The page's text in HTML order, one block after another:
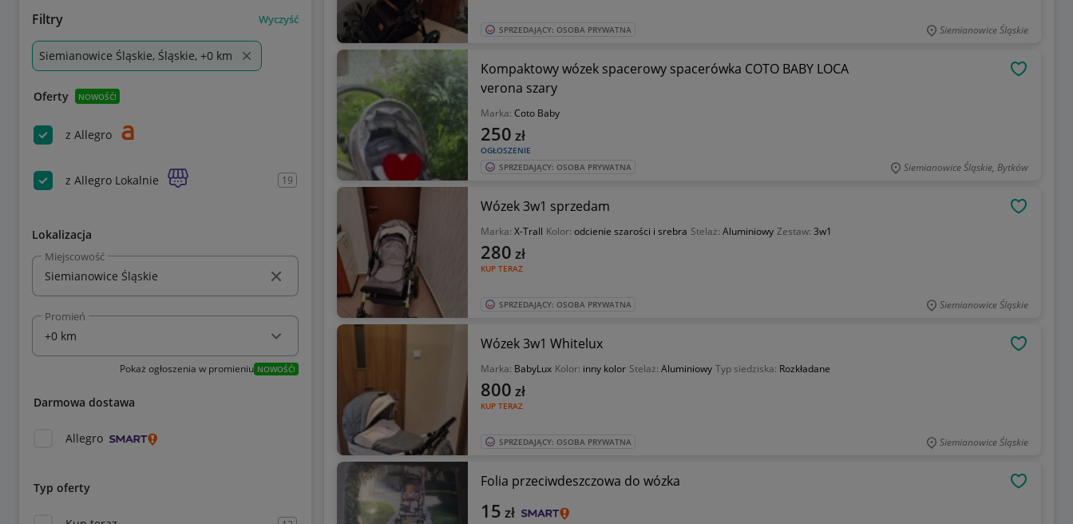
Filtry Wyczyść
Siemianowice Śląskie, Śląskie, +0 km
Oferty NOWOŚĆ!
z Allegro
z Allegro Lokalnie 19
Lokalizacja
Miejscowość
Promień
Pokaż ogłoszenia w promieniu NOWOŚĆ!
Darmowa dostawa
Allegro
Typ oferty
SPRZEDAJĄCY: OSOBA PRYWATNA Siemianowice Śląskie
Kompaktowy wózek spacerowy spacerówka COTO BABY LOCA
verona szary
Marka: Coto Baby
OGŁOSZENIE
250 zł
SPRZEDAJĄCY: OSOBA PRYWATNA Siemianowice Śląskie, Bytków
Wózek 3w1 sprzedam
Marka: X-Trall Kolor: odcienie szarości i srebra Stelaż: Aluminiowy Zestaw: 3w1
KUP TERAZ
280 zł
SPRZEDAJĄCY: OSOBA PRYWATNA Siemianowice Śląskie
Wózek 3w1 Whitelux
Marka: BabyLux Kolor: inny kolor Stelaż: Aluminiowy Typ siedziska: Rozkładane
KUP TERAZ
800 zł
SPRZEDAJĄCY: OSOBA PRYWATNA Siemianowice Śląskie
Folia przeciwdeszczowa do wózka
15 zł